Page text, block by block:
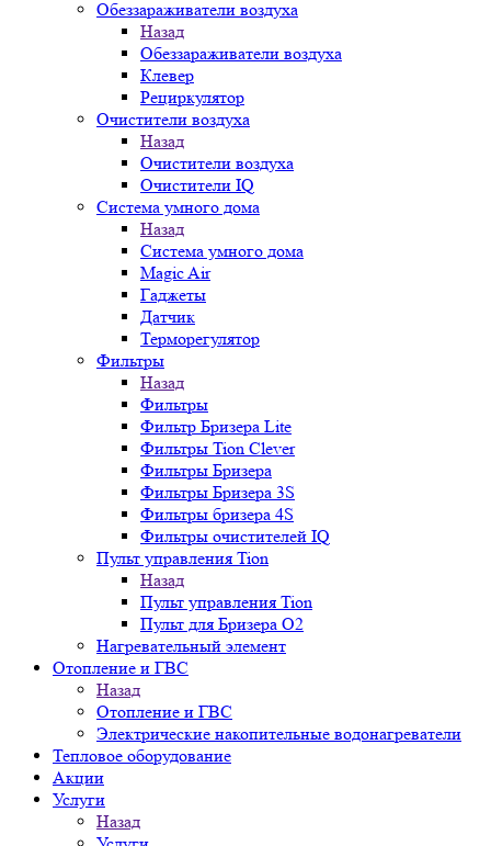
Обеззараживатели воздуха
Назад
Обеззараживатели воздуха
Клевер
Рециркулятор
Очистители воздуха
Назад
Очистители воздуха
Очистители IQ
Система умного дома
Назад
Система умного дома
Magic Air
Гаджеты
Датчик
Терморегулятор
Фильтры
Назад
Фильтры
Фильтр Бризера Lite
Фильтры Tion Clever
Фильтры Бризера
Фильтры Бризера 3S
Фильтры бризера 4S
Фильтры очистителей IQ
Пульт управления Tion
Назад
Пульт управления Tion
Пульт для Бризера O2
Нагревательный элемент
Отопление и ГВС
Назад
Отопление и ГВС
Электрические накопительные водонагреватели
Тепловое оборудование
Акции
Услуги
Назад